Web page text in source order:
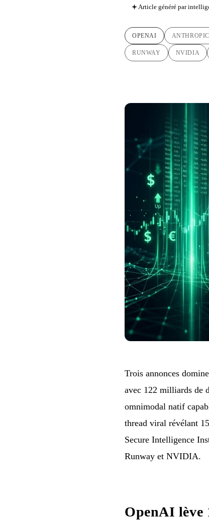
Article généré par
OPENAI ANTHROPIC
RUNWAY NVIDIA
Trois annonces
avec 122 milliards de
omnimodal natif
thread viral révélant
Secure Intelligence
Runway et NVIDIA.
OpenAI lève